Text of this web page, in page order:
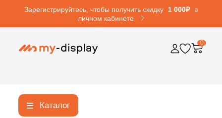
Зарегистрируйтесь, чтобы получить скидку 1 000₽
в
личном кабинете
0
Каталог